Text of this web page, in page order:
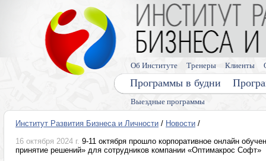
Выездные программы
Программы в будни
Об Институте Тренеры Клиенты
Институт Развития Бизнеса и Личности / Новости /
16 октября 2024 г. 9-11 октября прошло корпоративное онлайн
принятие решений» для сотрудников компании «Оптимакрос Софт»